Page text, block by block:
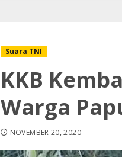
Suara TNI
KKB
Warga
NOVEMBER 20, 2020